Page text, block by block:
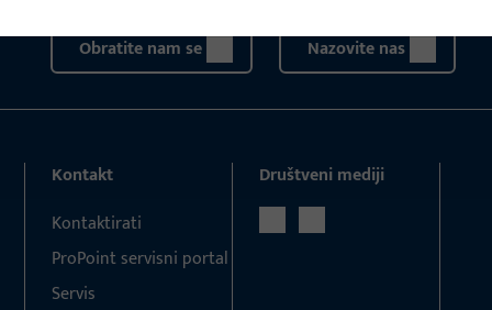
Obratite nam se Nazovite nas
Kontakt
Kontaktirati
ProPoint servisni portal
Servis
Društveni mediji